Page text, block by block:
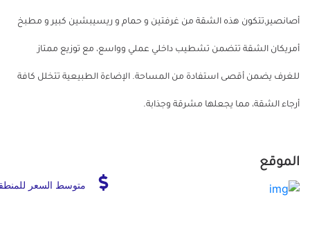
أصانصير,تتكون هذه الشقة من غرفتين و حمام و ريسيبشين كبير و مطبخ
أمريكان الشقة تتضمن تشطيب داخلي عملي وواسع، مع توزيع ممتاز
للغرف يضمن أقصى استفادة من المساحة. الإضاءة الطبيعية تتخلل كافة
أرجاء الشقة، مما يجعلها مشرقة وجذابة.
الموقع
متوسط السعر